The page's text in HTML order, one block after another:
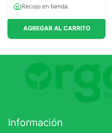
Recojo en tienda
AGREGAR AL CARRITO
Información